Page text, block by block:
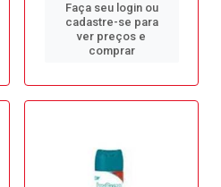
Faça seu login ou
cadastre-se para
ver preços e
comprar